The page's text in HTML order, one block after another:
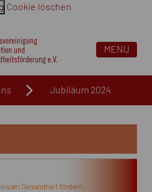
Cookie löschen
MENU
Jubiläum 2024